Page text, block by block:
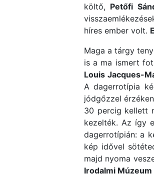
költő, Petőfi
híres ember volt.
Maga a tárgy
is a ma ismert
Louis Jacques-
A dagerrotípia
jódgőzzel
30 percig kellett
kezelték. Az így
dagerrotípián: a
kép idővel
majd nyoma
Irodalmi Múzeum